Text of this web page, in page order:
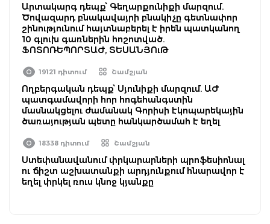
Արտակարգ դեպք՝ Գեղարքունիքի մարզում.
Ծովազարդ բնակավայրի բնակիչը գետնափոր
շինությունում հայտնաբերել է իրեն պատկանող
10 գլուխ գառներին հոշոտված.
ՖՈՏՈՌԵՊՈՐՏԱԺ, ՏԵՍԱՆՅՈւԹ
19121 դիտում Շամշյան
Ողբերգական դեպք՝ Սյունիքի մարզում. ԱԺ
պատգամավորի հոր հոգեհանգստին
մասնակցելու ժամանակ Գորիսի էկոպարեկային
ծառայության պետը հանկարծամահ է եղել
18338 դիտում Շամշյան
Ստեփանավանում փրկարարների պրոֆեսիոնալ
ու ճիշտ աշխատանքի արդյունքում հնարավոր է
եղել փրկել ռուս կնոջ կյանքը